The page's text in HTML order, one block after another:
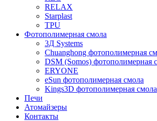
RELAX
Starplast
TPU
Фотополимерная смола
3Д Systems
Chuanghong фотополимерная
DSM (Somos) фотополимерная
ERYONE
eSun фотополимерная смола
Kings3D фотополимерная смола
Печи
Атомайзеры
Контакты